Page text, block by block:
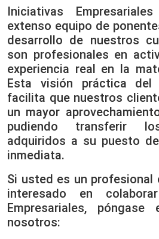
Iniciativas
extenso equipo de
desarrollo de nuestros
son profesionales en
experiencia real en la
Esta visión práctica
facilita que nuestros
un mayor
pudiendo transferir
adquiridos a su puesto
inmediata.
Si usted es un profesional
interesado en
Empresariales,
nosotros: